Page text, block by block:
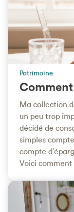
Patrimoine
Ma collection
un peu trop
décidé de
simples
compte
Voici comment